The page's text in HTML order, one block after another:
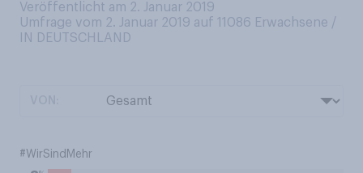
Veröffentlicht am 2. Januar 2019
Umfrage vom 2. Januar 2019 auf 11086 Erwachsene /
IN DEUTSCHLAND
#WirSindMehr